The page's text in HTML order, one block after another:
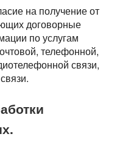
на получение от
договорные
по услугам
телефонной,
связи,